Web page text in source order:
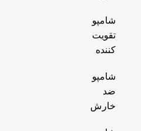
شامپو
تقویت
کننده
شامپو
ضد
خارش